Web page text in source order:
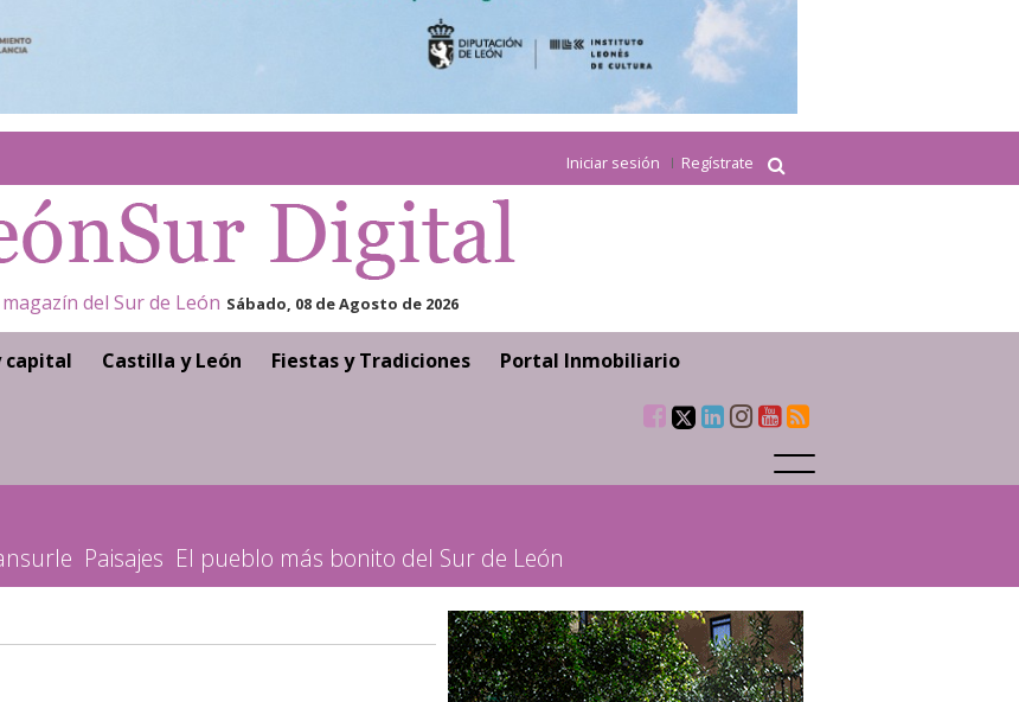
Iniciar sesión Regístrate
magazín del Sur de León Sábado, 08 de Agosto de 2026
capital Castilla y León Fiestas y Tradiciones Portal Inmobiliario
Paisajes El pueblo más bonito del Sur de León